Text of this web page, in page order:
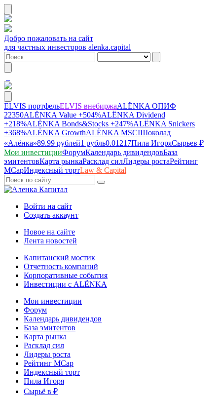
Добро пожаловать на сайт
для частных инвесторов alenka.capital
ELVIS портфельELVIS внебиржаALЁNKA ОПИФ
22350ALЁNKA Value +504%ALЁNKA Dividend
+218%ALЁNKA Bonds&Stocks +247%ALЁNKA Snickers
+368%ALЁNKA GrowthALЁNKA MSCIШоколад
«Алёнка»89.99 рублей1 рубль0.01217Пила ИгоряСырьев ₽
Мои инвестицииФорумКалендарь дивидендовБаза
эмитентовКарта рынкаРасклад силЛидеры ростаРейтинг
MCapИндексный тортLaw & Capital
Войти на сайт
Создать аккаунт
Новое на сайте
Лента новостей
Капитанский мостик
Отчетность компаний
Корпоративные события
Инвестиции с ALЁNKA
Мои инвестиции
Форум
Календарь дивидендов
База эмитентов
Карта рынка
Расклад сил
Лидеры роста
Рейтинг MCap
Индексный торт
Пила Игоря
Сырьё в ₽